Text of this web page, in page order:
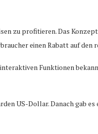
zu profitieren. Das
einen Rabatt auf den
Funktionen
US-Dollar. Danach gab es